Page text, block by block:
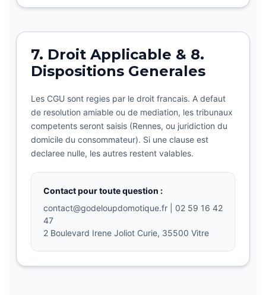
7. Droit Applicable & 8.
Dispositions Generales
Les CGU sont regies par le droit francais. A defaut
de resolution amiable ou de mediation, les tribunaux
competents seront saisis (Rennes, ou juridiction du
domicile du consommateur). Si une clause est
declaree nulle, les autres restent valables.
Contact pour toute question :
contact@godeloupdomotique.fr | 02 59 16 42
47
2 Boulevard Irene Joliot Curie, 35500 Vitre